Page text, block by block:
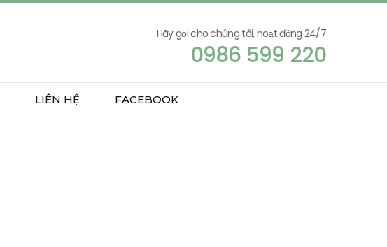
Hãy gọi cho chúng tôi, hoạt động 24/7
0986 599 220
LIÊN HỆ FACEBOOK